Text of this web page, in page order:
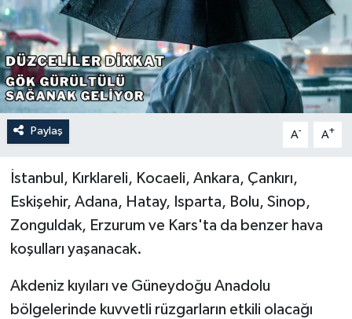
Paylaş A- A+
İstanbul, Kırklareli, Kocaeli, Ankara, Çankırı,
Eskişehir, Adana, Hatay, Isparta, Bolu, Sinop,
Zonguldak, Erzurum ve Kars'ta da benzer hava
koşulları yaşanacak.
Akdeniz kıyıları ve Güneydoğu Anadolu
bölgelerinde kuvvetli rüzgarların etkili olacağı